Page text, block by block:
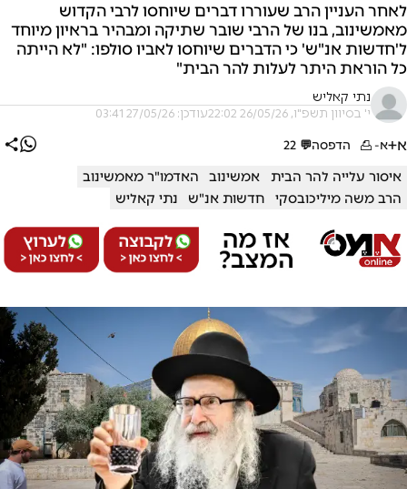
לאחר העניין הרב שעוררו דברים שיוחסו לרבי הקדוש
מאמשינוב, בנו של הרבי שובר שתיקה ומבהיר בראיון מיוחד
ל'חדשות אנ"ש' כי הדברים שיוחסו לאביו סולפו: "לא הייתה
כל הוראת היתר לעלות להר הבית"
נתי קאליש
י' בסיוון תשפ"ו, 26/05/26 22:02 עודכן: 27/05/26 03:41
א+א- הדפסה💬
22
איסור עלייה להר הבית אמשינוב
האדמו"ר מאמשינוב
הרב משה מיליכובסקי
חדשות אנ"ש נתי קאליש